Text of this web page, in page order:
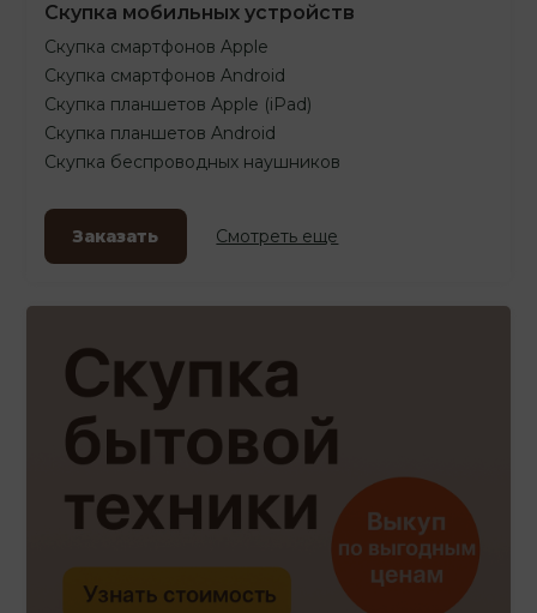
Скупка мобильных устройств
Скупка смартфонов Apple
Скупка смартфонов Android
Скупка планшетов Apple (iPad)
Скупка планшетов Android
Скупка беспроводных наушников
Заказать Смотреть еще